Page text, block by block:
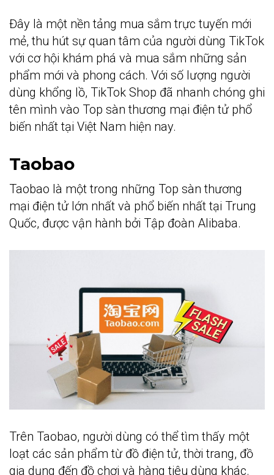
Đây là một nền tảng mua sắm trực tuyến mới
mẻ, thu hút sự quan tâm của người dùng TikTok
với cơ hội khám phá và mua sắm những sản
phẩm mới và phong cách. Với số lượng người
dùng khổng lồ, TikTok Shop đã nhanh chóng ghi
tên mình vào Top sàn thương mại điện tử phổ
biến nhất tại Việt Nam hiện nay.
Taobao
Taobao là một trong những Top sàn thương
mại điện tử lớn nhất và phổ biến nhất tại Trung
Quốc, được vận hành bởi Tập đoàn Alibaba.
Trên Taobao, người dùng có thể tìm thấy một
loạt các sản phẩm từ đồ điện tử, thời trang, đồ
gia dụng đến đồ chơi và hàng tiêu dùng khác.